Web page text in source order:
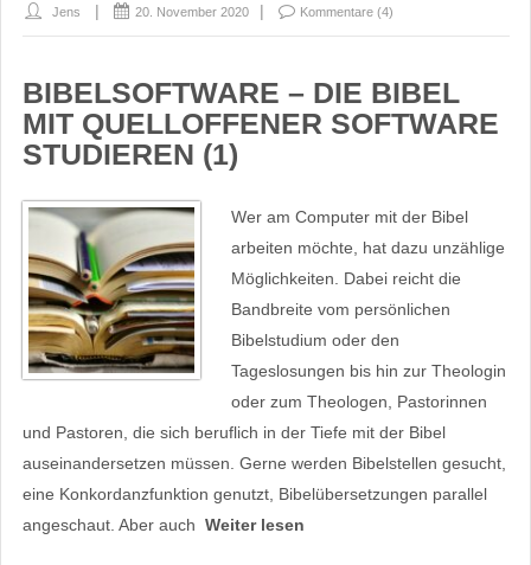
Jens 20. November 2020 Kommentare (4)
BIBELSOFTWARE – DIE BIBEL
MIT QUELLOFFENER SOFTWARE
STUDIEREN (1)
Wer am Computer mit der Bibel
arbeiten möchte, hat dazu unzählige
Möglichkeiten. Dabei reicht die
Bandbreite vom persönlichen
Bibelstudium oder den
Tageslosungen bis hin zur Theologin
oder zum Theologen, Pastorinnen
und Pastoren, die sich beruflich in der Tiefe mit der Bibel
auseinandersetzen müssen. Gerne werden Bibelstellen gesucht,
eine Konkordanzfunktion genutzt, Bibelübersetzungen parallel
angeschaut. Aber auch Weiter lesen